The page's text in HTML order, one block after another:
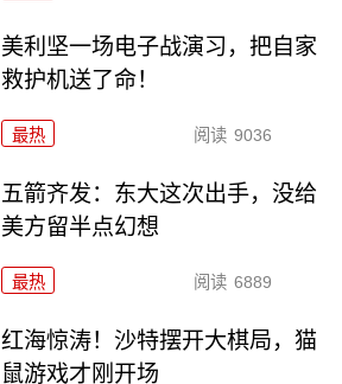
美利坚一场电子战演习，把自家
救护机送了命！
最热 阅读 9036
五箭齐发：东大这次出手，没给
美方留半点幻想
最热 阅读 6889
红海惊涛！沙特摆开大棋局，猫
鼠游戏才刚开场